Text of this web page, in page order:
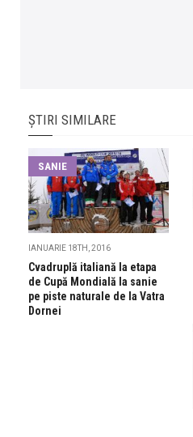
ȘTIRI SIMILARE
SANIE
IANUARIE 18TH, 2016
Cvadruplă italiană la etapa
de Cupă Mondială la sanie
pe piste naturale de la Vatra
Dornei